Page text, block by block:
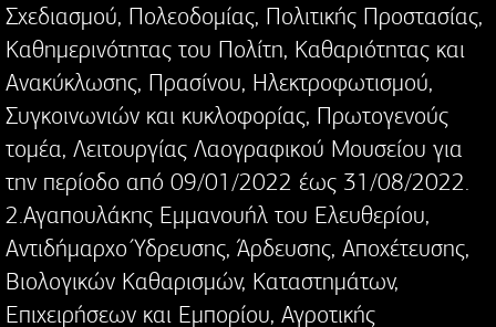
Σχεδιασµού, Πολεοδοµίας, Πολιτικής Προστασίας,
Καθηµερινότητας του Πολίτη, Καθαριότητας και
Ανακύκλωσης, Πρασίνου, Ηλεκτροφωτισµού,
Συγκοινωνιών και κυκλοφορίας, Πρωτογενούς
τοµέα, Λειτουργίας Λαογραφικού Μουσείου για
την περίοδο από 09/01/2022 έως 31/08/2022.
2.Αγαπουλάκης Εμμανουήλ του Ελευθερίου,
Αντιδήμαρχο Ύδρευσης, Άρδευσης, Αποχέτευσης,
Βιολογικών Καθαρισµών, Καταστημάτων,
Επιχειρήσεων και Εμπορίου, Αγροτικής